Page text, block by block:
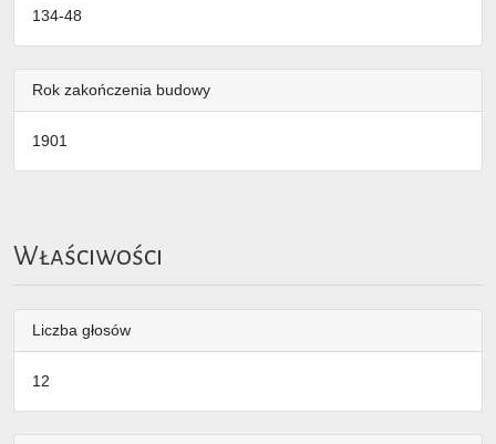
134-48
Rok zakończenia budowy
1901
Właściwości
Liczba głosów
12